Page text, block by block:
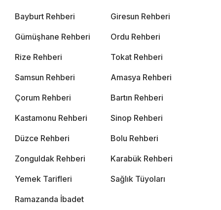
Bayburt Rehberi Giresun Rehberi
Gümüşhane Rehberi Ordu Rehberi
Rize Rehberi Tokat Rehberi
Samsun Rehberi Amasya Rehberi
Çorum Rehberi Bartın Rehberi
Kastamonu Rehberi Sinop Rehberi
Düzce Rehberi Bolu Rehberi
Zonguldak Rehberi Karabük Rehberi
Yemek Tarifleri Sağlık Tüyoları
Ramazanda İbadet